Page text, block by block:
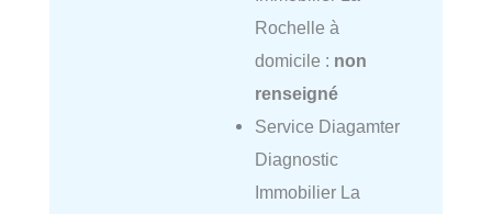
Rochelle à
domicile : non
renseigné
Service Diagamter
Diagnostic
Immobilier La